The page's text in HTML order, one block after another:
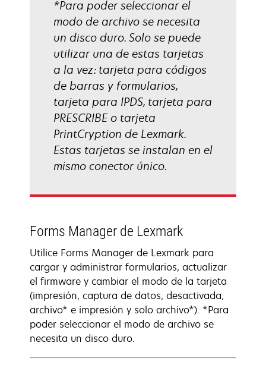
*Para poder seleccionar el
modo de archivo se necesita
un disco duro. Solo se puede
utilizar una de estas tarjetas
a la vez: tarjeta para códigos
de barras y formularios,
tarjeta para IPDS, tarjeta para
PRESCRIBE o tarjeta
PrintCryption de Lexmark.
Estas tarjetas se instalan en el
mismo conector único.
Forms Manager de Lexmark
Utilice Forms Manager de Lexmark para
cargar y administrar formularios, actualizar
el firmware y cambiar el modo de la tarjeta
(impresión, captura de datos, desactivada,
archivo* e impresión y solo archivo*). *Para
poder seleccionar el modo de archivo se
necesita un disco duro.